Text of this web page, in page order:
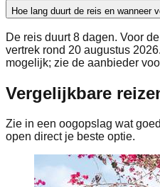
Hoe lang duurt de reis en wanneer
De reis duurt 8 dagen. Voor
vertrek rond 20 augustus
mogelijk; zie de aanbieder
Vergelijkbare
Zie in een oogopslag wat
open direct je beste optie.